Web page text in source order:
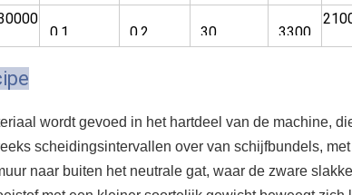
0,1 0,2 30 3300
wordt gevoed in het hartdeel van de machine,
scheidingsintervallen over van schijfbundels,
naar buiten het neutrale gat, waar de zware